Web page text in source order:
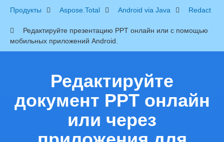
Продукты Aspose.Total Android via Java Redact
Редактируйте презентацию PPT онлайн или с помощью
мобильных приложений Android.
Редактируйте
документ PPT онлайн
или через